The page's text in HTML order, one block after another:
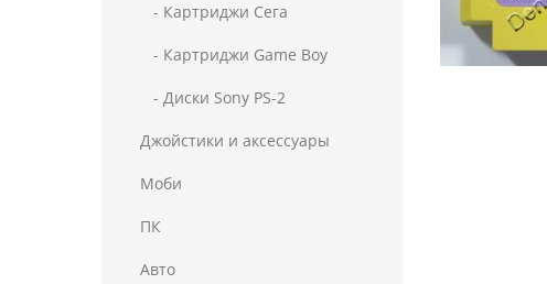
- Картриджи Сега
- Картриджи Game Boy
- Диски Sony PS-2
Джойстики и аксессуары
Моби
ПК
Авто